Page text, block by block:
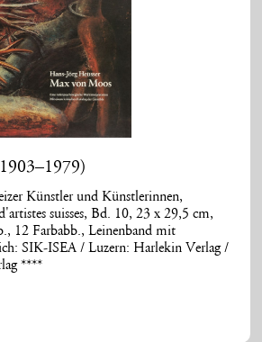
Künstler und Künstlerinnen,
suisses, Bd. 10, 23 x 29,5 cm,
12 Farbabb., Leinenband mit
SIK-ISEA / Luzern: Harlekin Verlag /
****